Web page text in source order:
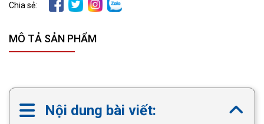
Chia sẻ:
MÔ TẢ SẢN PHẨM
Nội dung bài viết: